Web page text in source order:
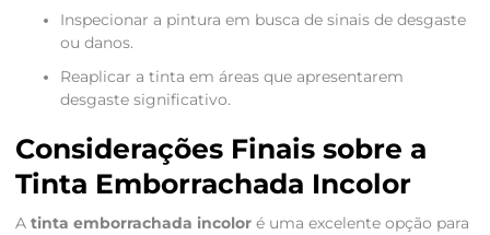
Inspecionar a pintura em busca de sinais de desgaste
ou danos.
Reaplicar a tinta em áreas que apresentarem
desgaste significativo.
Considerações Finais sobre a
Tinta Emborrachada Incolor
A tinta emborrachada incoloré uma excelente opção para